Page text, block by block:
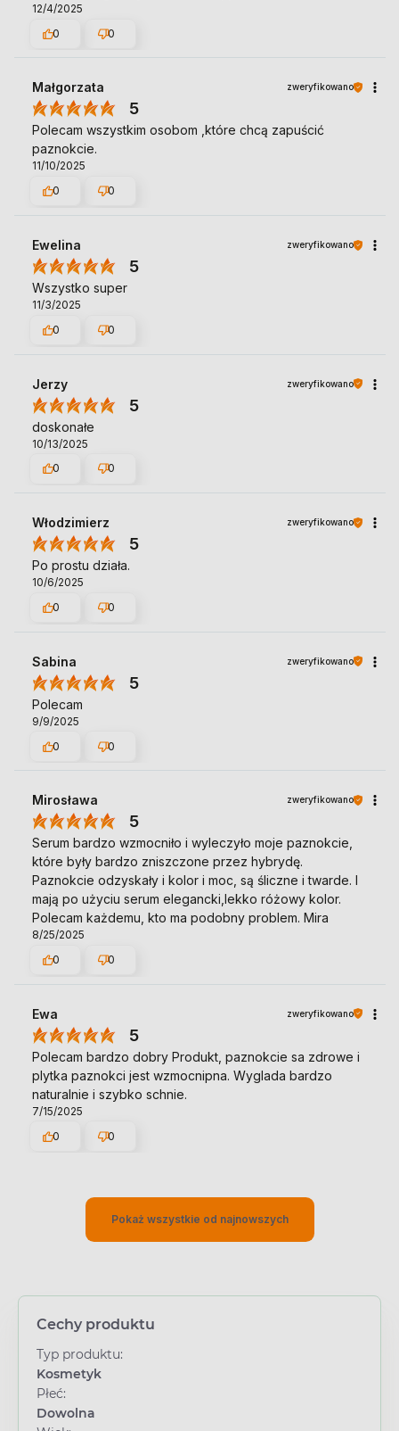
12/4/2025
0
0
Małgorzata zweryfikowano
5
Polecam wszystkim osobom ,które chcą zapuścić
paznokcie.
11/10/2025
0
0
Ewelina zweryfikowano
5
Wszystko super
11/3/2025
0
0
Jerzy zweryfikowano
5
doskonałe
10/13/2025
0
0
Włodzimierz zweryfikowano
5
Po prostu działa.
10/6/2025
0
0
Sabina zweryfikowano
5
Polecam
9/9/2025
0
0
Mirosława zweryfikowano
5
Serum bardzo wzmocniło i wyleczyło moje paznokcie,
które były bardzo zniszczone przez hybrydę.
Paznokcie odzyskały i kolor i moc, są śliczne i twarde. I
mają po użyciu serum elegancki,lekko różowy kolor.
Polecam każdemu, kto ma podobny problem. Mira
8/25/2025
0
0
Ewa zweryfikowano
5
Polecam bardzo dobry Produkt, paznokcie sa zdrowe i
plytka paznokci jest wzmocnipna. Wyglada bardzo
naturalnie i szybko schnie.
7/15/2025
0
0
Pokaż wszystkie od najnowszych
Cechy produktu
Typ produktu:
Kosmetyk
Płeć:
Dowolna